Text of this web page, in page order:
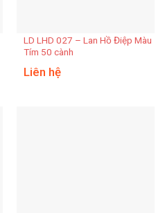
LD LHD 027 – Lan Hồ Điệp Màu
Tím 50 cành
Liên hệ